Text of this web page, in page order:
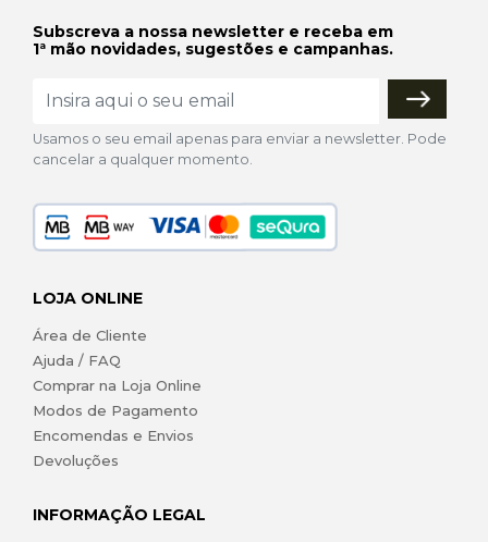
Subscreva a nossa newsletter e receba em
1ª mão novidades, sugestões e campanhas.
Usamos o seu email apenas para enviar a newsletter. Pode
cancelar a qualquer momento.
LOJA ONLINE
Área de Cliente
Ajuda / FAQ
Comprar na Loja Online
Modos de Pagamento
Encomendas e Envios
Devoluções
INFORMAÇÃO LEGAL